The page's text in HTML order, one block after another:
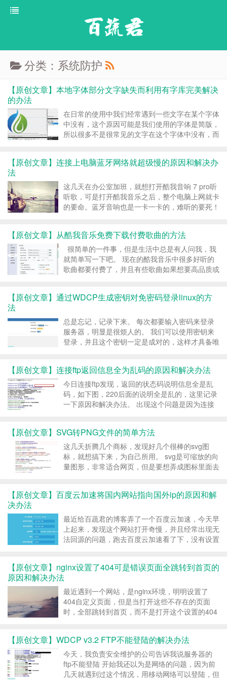
百蔬君
分类：系统防护
【原创文章】本地字体部分文字缺失而利用有字库完美解决
的办法
在日常的使用中我们经常遇到一些文字在某个字体
中没有，这个原因可能是我们使用的字体是简版，
所以很多不是很常见的文字在这个字体中没有，而
（https://www.youziku.com）是一个在...
【原创文章】连接上电脑蓝牙网络就超级慢的原因和解决办
法
这几天在办公室加班，就想打开酷我音响 7 pro听
听歌，可是打开酷我音乐之后，整个电脑上网就卡
的要命。蓝牙音响也是一卡一卡的，难听的要死！
要做的事情，丢下手中的事情，好好追了一下。
最开始我...
【原创文章】从酷我音乐免费下载付费歌曲的方法
很简单的一件事，但是生活中总是有人问我，我
就简单写一下吧。 现在的酷我音乐中很多好听的
歌曲都要付费了，并且有些歌曲如果想要高品质或
拿到的。 能够免费下载收费歌曲的主要问题在于
【原创文章】通过WDCP生成密钥对免密码登录linux的方
法
总是忘记，记录下来。 每次都要输入密码来登录
服务器，明显是很烦人的。 我们可以使用密钥来
登录，并且这个密钥一定是成对的，这样才具备唯
然后下载这个文件，基于这个公钥转换成你的私
钥，再利用这个私钥就...
【原创文章】连接ftp返回信息全为乱码的原因和解决办法
今日连接ftp发现，返回的状态码说明信息全是乱
码，如下图，220后面的说明全是乱的，这里记录
一下原因和解决办法。 出现这个问题是因为连接
UTF-8，所以乱码，我们要把这个设置为ASCII
就...
【原创文章】SVG转PNG文件的简单方法
这几天折腾几个商标，发现好几个很棒的svg图
标，就想搞下来，为自己所用。 svg是可缩放的向
量图形，非常适合网页，但是要想弄成图标里面去
根本不能转成png，空白的，有的可以，但是转成
【原创文章】百度云加速将国内网站指向国外ip的原因和解
决办法
最近给百蔬君的博客弄了一个百度云加速，今天早
上起来，发现这个网站打开奇慢，并且经常出现无
法回源的问题，跑去百度云加速看了下，没有设置
ping了一下baishujun.com，发现竟然掉包严重...
【原创文章】nginx设置了404可是错误页面全跳转到首页的
原因和解决办法
最近遇到一个网站，是nginx环境，明明设置了
404自定义页面，但是当打开这些不存在的页面
时，全部跳转到首页，而不是打开这个设置的404
置文件中都有这么几个句子 loc...
【原创文章】WDCP v3.2 FTP不能登陆的解决办法
今天，我负责安全维护的公司告诉我说服务器的
ftp不能登陆 开始我还以为是网络的问题，因为前
几天就遇到过这个情况，用移动网络可以登陆，但